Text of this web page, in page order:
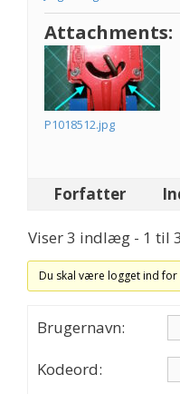
Attachments:
P1018512.jpg
Forfatter
Viser 3 indlæg - 1 til
Du skal være logget ind
Brugernavn:
Kodeord: